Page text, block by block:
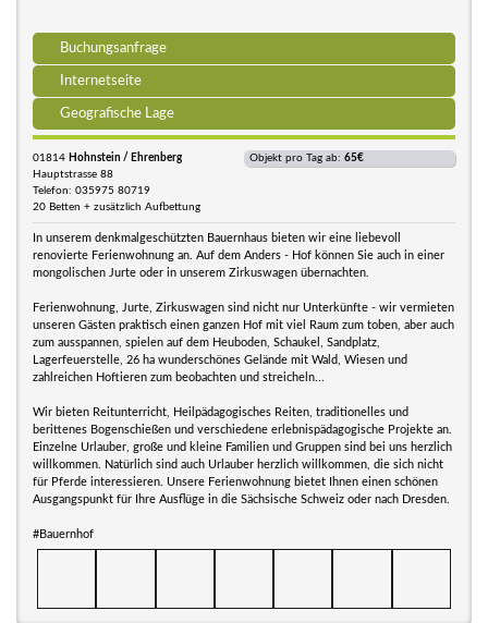
Buchungsanfrage
Internetseite
Geografische Lage
01814 Hohnstein / Ehrenberg
Hauptstrasse 88
Telefon: 035975 80719
20 Betten + zusätzlich Aufbettung
Objekt pro Tag ab: 65€
In unserem denkmalgeschützten Bauernhaus bieten wir eine liebevoll
renovierte Ferienwohnung an. Auf dem Anders - Hof können Sie auch in einer
mongolischen Jurte oder in unserem Zirkuswagen übernachten.
Ferienwohnung, Jurte, Zirkuswagen sind nicht nur Unterkünfte - wir vermieten
unseren Gästen praktisch einen ganzen Hof mit viel Raum zum toben, aber auch
zum ausspannen, spielen auf dem Heuboden, Schaukel, Sandplatz,
Lagerfeuerstelle, 26 ha wunderschönes Gelände mit Wald, Wiesen und
zahlreichen Hoftieren zum beobachten und streicheln...
Wir bieten Reitunterricht, Heilpädagogisches Reiten, traditionelles und
berittenes Bogenschießen und verschiedene erlebnispädagogische Projekte an.
Einzelne Urlauber, große und kleine Familien und Gruppen sind bei uns herzlich
willkommen. Natürlich sind auch Urlauber herzlich willkommen, die sich nicht
für Pferde interessieren. Unsere Ferienwohnung bietet Ihnen einen schönen
Ausgangspunkt für Ihre Ausflüge in die Sächsische Schweiz oder nach Dresden.
#Bauernhof